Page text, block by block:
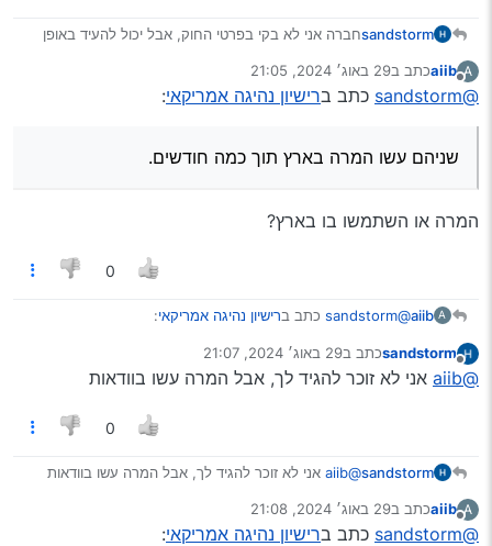
sandstormחברה אני לא בקי בפרטי החוק, אבל יכול להעיד באופן
פגשתי שני חברים הלומדים איתי בישיבה והגיעו לאותו זמן
פחות או יותר כשאחת מן המטרות שלהם היא לעשות
עשו המרה בארץ תוך כמה חודשים.
A
מנותק
aiibכתב ב29 באוג׳ 2024, 21:05
נערך לאחרונה על ידי
@sandstorm כתב ברישיון נהיגה אמריקאי:
שניהם עשו המרה בארץ תוך כמה חודשים.
המרה או השתמשו בו בארץ?
0
A
aiib
@sandstorm כתב ברישיון נהיגה אמריקאי:
שניהם עשו המרה בארץ תוך כמה חודשים. מנותק
sandstormכתב ב29 באוג׳ 2024, 21:07
נערך לאחרונה על ידי
@aiib אני לא זוכר להגיד לך, אבל המרה עשו בוודאות
0
sandstorm
@aiib אני לא זוכר להגיד לך, אבל המרה עשו בוודאות
A
מנותק
aiibכתב ב29 באוג׳ 2024, 21:08
נערך לאחרונה על ידי
@sandstorm כתב ברישיון נהיגה אמריקאי: